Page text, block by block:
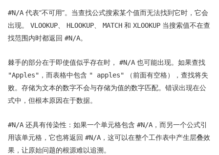
#N/A 代表“不可用”。当查找公式搜索某个值而无法找到它时，它会
出现。 VLOOKUP HLOOKUP MATCH 和 XLOOKUP 当搜索值不在查
找范围内时都返回 #N/A。
棘手的部分在于即使值似乎存在时， #N/A 也可能出现。如果查找
"Apples" ，而表格中包含 " apples"
（前面有空格），查找将失
败。存储为文本的数字不会与存储为值的数字匹配。错误出现在公
式中，但根本原因在于数据。
#N/A 还具有传染性：如果一个单元格包含 #N/A ，而另一个公式引
用该单元格，它也将返回 #N/A ，这可以在整个工作表中产生层叠效
果，让原始问题的根源难以追溯。